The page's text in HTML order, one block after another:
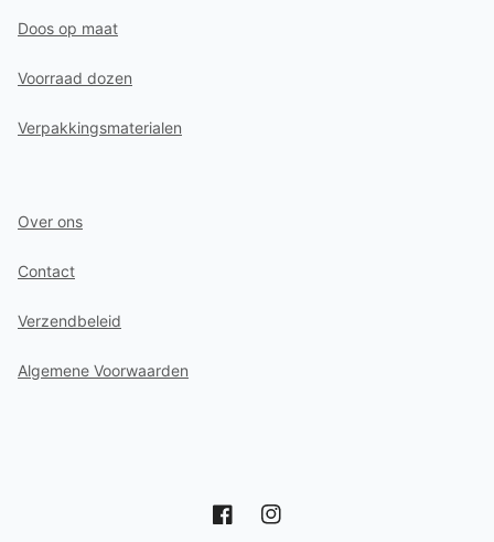
Doos op maat
Voorraad dozen
Verpakkingsmaterialen
Over ons
Contact
Verzendbeleid
Algemene Voorwaarden
FacebookInstagram